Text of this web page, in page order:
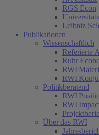
RGS Econ
Leibniz
Publikationen
Wissenschaftlich
Referierte
Ruhr
RWI
RWI
Politikberatend
RWI
RWI
Über das RWI